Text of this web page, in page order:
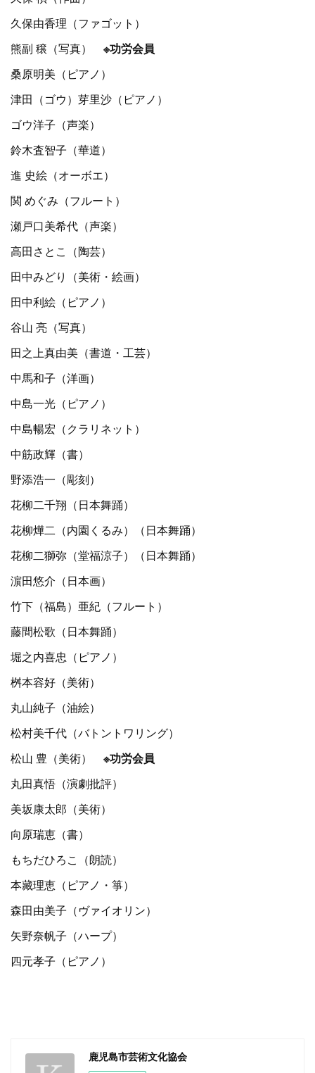
久保由香理（ファゴット）
熊副 穣（写真） ※功労会員
桑原明美（ピアノ）
津田（ゴウ）芽里沙（ピアノ）
ゴウ洋子（声楽）
鈴木査智子（華道）
進 史絵（オーボエ）
関 めぐみ（フルート）
瀬戸口美希代（声楽）
高田さとこ（陶芸）
田中みどり（美術・絵画）
田中利絵（ピアノ）
谷山 亮（写真）
田之上真由美（書道・工芸）
中馬和子（洋画）
中島一光（ピアノ）
中島暢宏（クラリネット）
中筋政輝（書）
野添浩一（彫刻）
花柳二千翔（日本舞踊）
花柳燁二（内園くるみ）（日本舞踊）
花柳二獅弥（堂福涼子）（日本舞踊）
濵田悠介（日本画）
竹下（福島）亜紀（フルート）
藤間松歌（日本舞踊）
堀之内喜忠（ピアノ）
桝本容好（美術）
丸山純子（油絵）
松村美千代（バトントワリング）
松山 豊（美術） ※功労会員
丸田真悟（演劇批評）
美坂康太郎（美術）
向原瑞恵（書）
もちだひろこ（朗読）
本藏理恵（ピアノ・箏）
森田由美子（ヴァイオリン）
矢野奈帆子（ハープ）
四元孝子（ピアノ）
鹿児島市芸術文化協会